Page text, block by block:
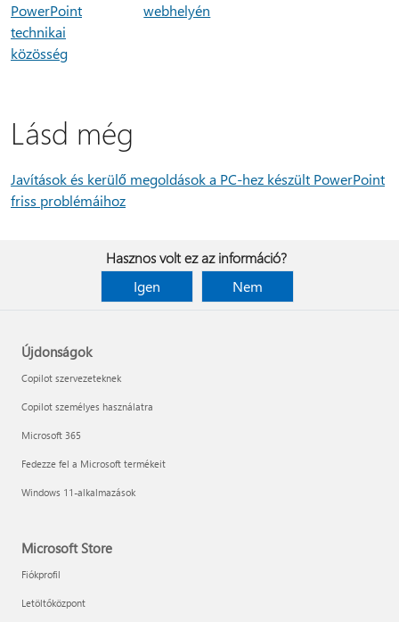
PowerPoint
technikai
közösség
webhelyén
Lásd még
Javítások és kerülő megoldások a PC-hez készült PowerPoint
friss problémáihoz
Hasznos volt ez az információ?
Igen
Nem
Újdonságok
Copilot szervezeteknek
Copilot személyes használatra
Microsoft 365
Fedezze fel a Microsoft termékeit
Windows 11-alkalmazások
Microsoft Store
Fiókprofil
Letöltőközpont